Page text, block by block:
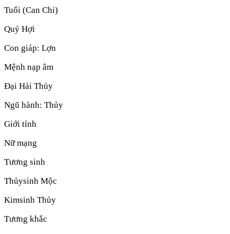
Tuổi (Can Chi)
Quý Hợi
Con giáp: Lợn
Mệnh nạp âm
Đại Hải Thủy
Ngũ hành: Thủy
Giới tính
Nữ mạng
Tương sinh
Thủysinh Mộc
Kimsinh Thủy
Tương khắc